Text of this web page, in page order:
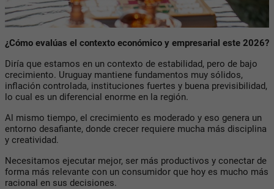
¿Cómo evalúas el contexto económico y empresarial este 2026?
Diría que estamos en un contexto de estabilidad, pero de bajo
crecimiento. Uruguay mantiene fundamentos muy sólidos,
inflación controlada, instituciones fuertes y buena previsibilidad,
lo cual es un diferencial enorme en la región.
Al mismo tiempo, el crecimiento es moderado y eso genera un
entorno desafiante, donde crecer requiere mucha más disciplina
y creatividad.
Necesitamos ejecutar mejor, ser más productivos y conectar de
forma más relevante con un consumidor que hoy es mucho más
racional en sus decisiones.